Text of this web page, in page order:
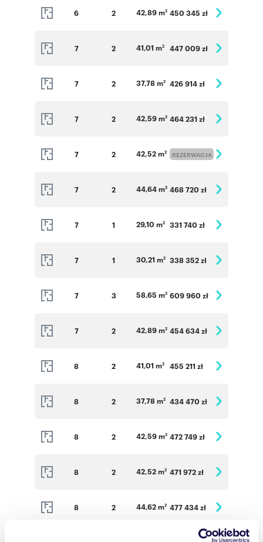
6 2 42,89 m2 450 345 zł
7 2 41,01 m2 447 009 zł
7 2 37,78 m2 426 914 zł
7 2 42,59 m2 464 231 zł
7 2 42,52 m2 REZERWACJA
7 2 44,64 m2 468 720 zł
7 1 29,10 m2 331 740 zł
7 1 30,21 m2 338 352 zł
7 3 58,65 m2 609 960 zł
7 2 42,89 m2 454 634 zł
8 2 41,01 m2 455 211 zł
8 2 37,78 m2 434 470 zł
8 2 42,59 m2 472 749 zł
8 2 42,52 m2 471 972 zł
8 2 44,62 m2 477 434 zł